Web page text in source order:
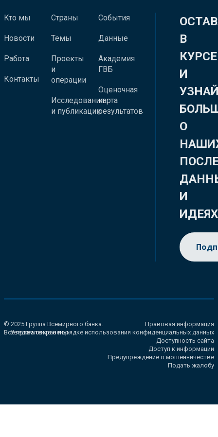
Кто мы
Новости
Работа
Контакты
Страны
Темы
Проекты
и
операции
Исследования
и публикации
События
Данные
Академия
ГВБ
Оценочная
карта
результатов
В
КУРСЕ
И
О
И
ИДЕЯХ
© 2025 Группа Всемирного банка.
Все права сохранены.
Правовая информация
Уведомление о порядке использования конфиденциальных данных
Доступность сайта
Доступ к информации
Предупреждение о мошенничестве
Подать жалобу